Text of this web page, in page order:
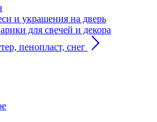
и украшения на дверь
для свечей и декора
пенопласт, снег